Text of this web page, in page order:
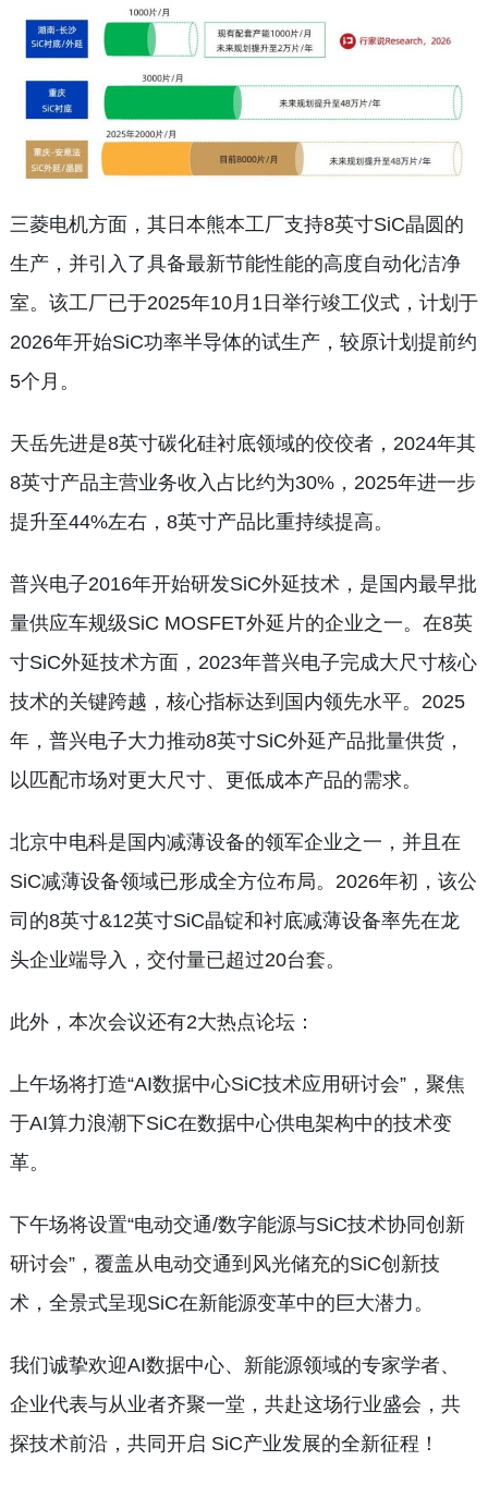
三菱电机方面，其日本熊本工厂支持8英寸SiC晶圆的
生产，并引入了具备最新节能性能的高度自动化洁净
室。该工厂已于2025年10月1日举行竣工仪式，计划于
2026年开始SiC功率半导体的试生产，较原计划提前约
5个月。
天岳先进是8英寸碳化硅衬底领域的佼佼者，2024年其
8英寸产品主营业务收入占比约为30%，2025年进一步
提升至44%左右，8英寸产品比重持续提高。
普兴电子2016年开始研发SiC外延技术，是国内最早批
量供应车规级SiC MOSFET外延片的企业之一。在8英
寸SiC外延技术方面，2023年普兴电子完成大尺寸核心
技术的关键跨越，核心指标达到国内领先水平。2025
年，普兴电子大力推动8英寸SiC外延产品批量供货，
以匹配市场对更大尺寸、更低成本产品的需求。
北京中电科是国内减薄设备的领军企业之一，并且在
SiC减薄设备领域已形成全方位布局。2026年初，该公
司的8英寸&12英寸SiC晶锭和衬底减薄设备率先在龙
头企业端导入，交付量已超过20台套。
此外，本次会议还有2大热点论坛：
上午场将打造“AI数据中心SiC技术应用研讨会”，聚焦
于AI算力浪潮下SiC在数据中心供电架构中的技术变
革。
下午场将设置“电动交通/数字能源与SiC技术协同创新
研讨会”，覆盖从电动交通到风光储充的SiC创新技
术，全景式呈现SiC在新能源变革中的巨大潜力。
我们诚挚欢迎AI数据中心、新能源领域的专家学者、
企业代表与从业者齐聚一堂，共赴这场行业盛会，共
探技术前沿，共同开启 SiC产业发展的全新征程！